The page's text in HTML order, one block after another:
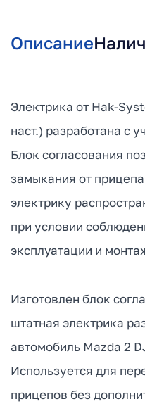
Описание
Электрика от Hak-
наст.) разработана с
Блок согласования
замыкания от
электрику
при условии
эксплуатации и
Изготовлен блок
штатная электрика
автомобиль Mazda 2
Используется для
прицепов без